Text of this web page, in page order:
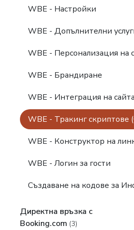
WBE - Настройки
WBE - Допълнителни
WBE - Брандиране
WBE - Интеграция на
WBE - Конструктор на
WBE - Логин за гости
Директна връзка с
Booking.com (3)